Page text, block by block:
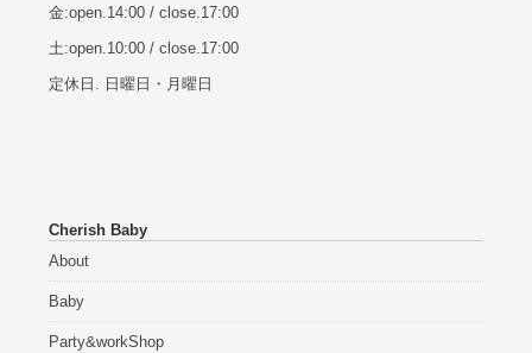
金:open.14:00 / close.17:00
土:open.10:00 / close.17:00
定休日. 日曜日・月曜日
Cherish Baby
About
Baby
Party&workShop